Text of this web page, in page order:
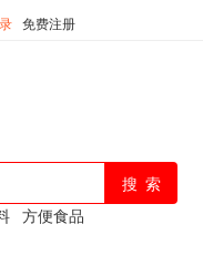
免费注册
方便食品